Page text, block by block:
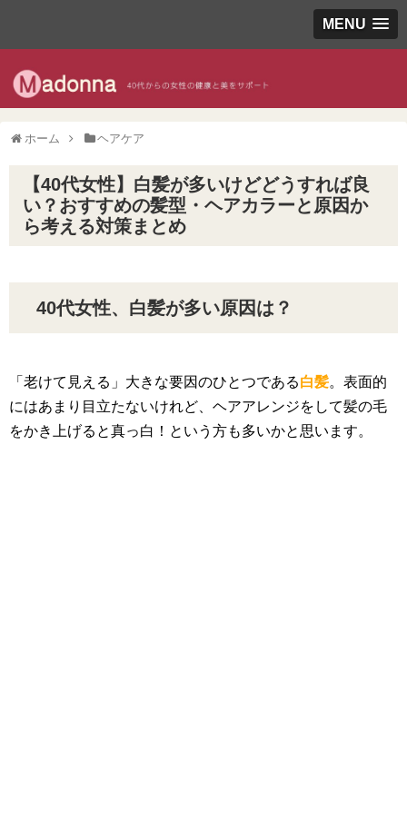
MENU
ホーム ヘアケア
【40代女性】白髪が多いけどどうすれば良
い？おすすめの髪型・ヘアカラーと原因か
ら考える対策まとめ
40代女性、白髪が多い原因は？
「老けて見える」大きな要因のひとつである白髪。表面的
にはあまり目立たないけれど、ヘアアレンジをして髪の毛
をかき上げると真っ白！という方も多いかと思います。